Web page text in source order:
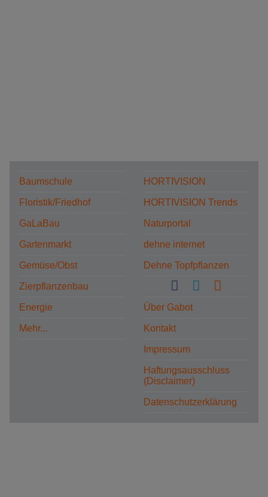
Baumschule
Floristik/Friedhof
GaLaBau
Gartenmarkt
Gemüse/Obst
Zierpflanzenbau
Energie
Mehr...
HORTIVISION
HORTIVISION Trends
Naturportal
dehne internet
Dehne Topfpflanzen
Über Gabot
Kontakt
Impressum
Haftungsausschluss
(Disclaimer)
Datenschutzerklärung